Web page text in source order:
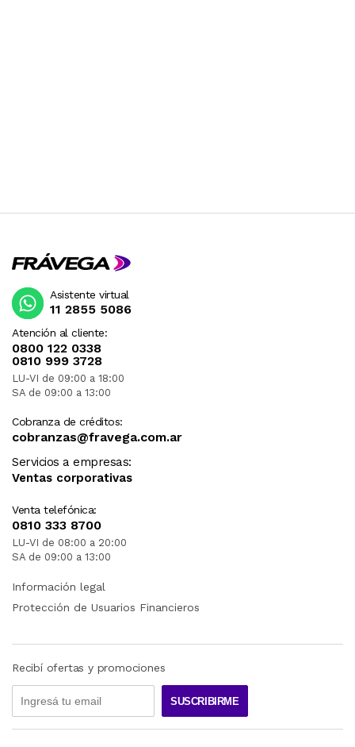
Atención al cliente:
0800 122 0338
0810 999 3728
LU-VI de 09:00 a 18:00
SA de 09:00 a 13:00
Cobranza de créditos:
cobranzas@fravega.com.ar
Servicios a empresas:
Ventas corporativas
Venta telefónica:
0810 333 8700
LU-VI de 08:00 a 20:00
SA de 09:00 a 13:00
Asistente virtual
11 2855 5086
Información legal
Protección de Usuarios Financieros
Recibí ofertas y promociones
SUSCRIBIRME